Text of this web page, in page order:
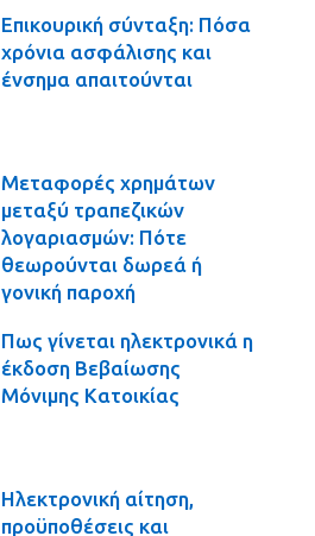
Επικουρική σύνταξη: Πόσα
χρόνια ασφάλισης και
ένσημα απαιτούνται
Μεταφορές χρημάτων
μεταξύ τραπεζικών
λογαριασμών: Πότε
θεωρούνται δωρεά ή
γονική παροχή
Πως γίνεται ηλεκτρονικά η
έκδοση Βεβαίωσης
Μόνιμης Κατοικίας
Ηλεκτρονική αίτηση,
προϋποθέσεις και